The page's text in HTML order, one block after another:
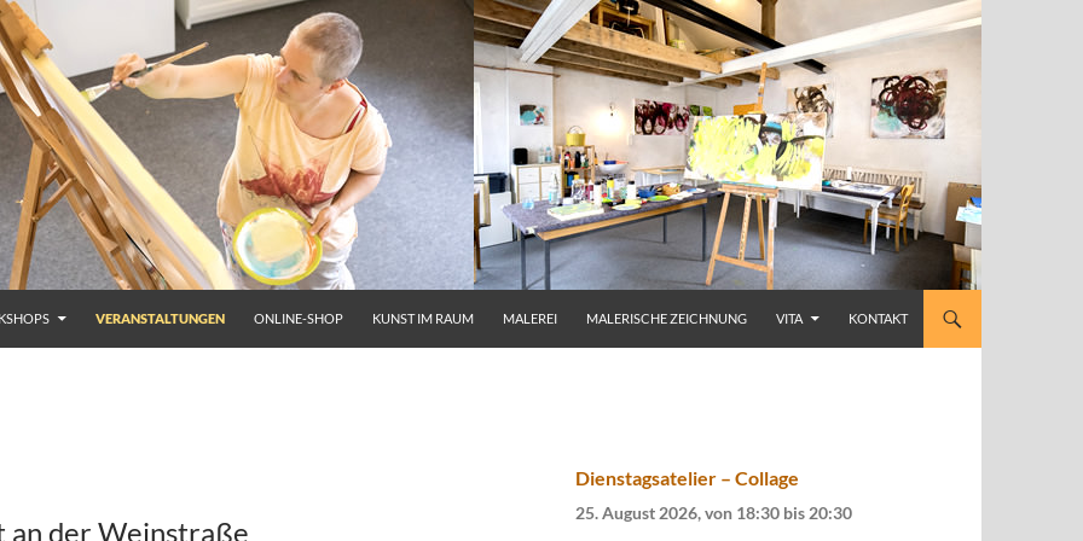
VERANSTALTUNGEN ONLINE-SHOP KUNST IM RAUM MALEREI MALERISCHE ZEICHNUNG VITA KONTAKT
an der Weinstraße
Dienstagsatelier – Collage
25. August 2026, von 18:30 bis 20:30